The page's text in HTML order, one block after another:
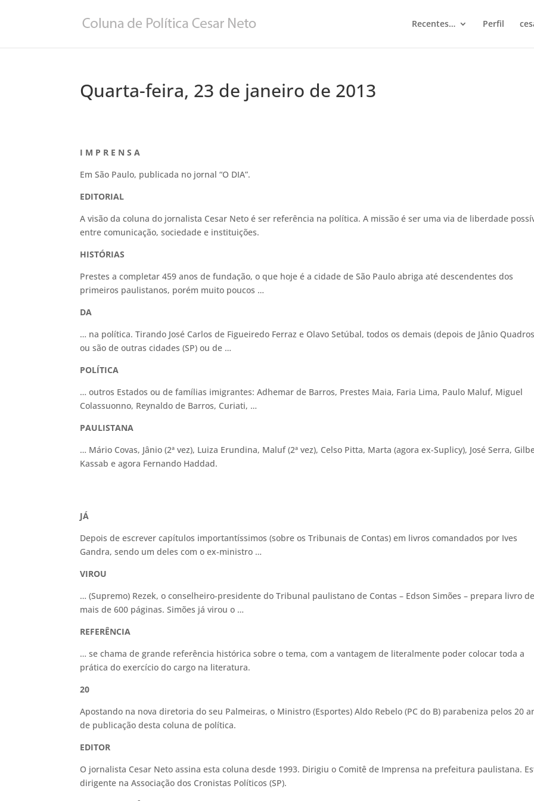
Recentes… Perfil
Quarta-feira, 23 de janeiro de 2013
I M P R E N S A
Em São Paulo, publicada no jornal “O DIA”.
EDITORIAL
A visão da coluna do jornalista Cesar Neto é ser referência na política. A missão é ser uma via de liberdade
entre comunicação, sociedade e instituições.
HISTÓRIAS
Prestes a completar 459 anos de fundação, o que hoje é a cidade de São Paulo abriga até descendentes dos
primeiros paulistanos, porém muito poucos …
DA
… na política. Tirando José Carlos de Figueiredo Ferraz e Olavo Setúbal, todos os demais (depois de Jânio
ou são de outras cidades (SP) ou de …
POLÍTICA
… outros Estados ou de famílias imigrantes: Adhemar de Barros, Prestes Maia, Faria Lima, Paulo Maluf, Miguel
Colassuonno, Reynaldo de Barros, Curiati, …
PAULISTANA
… Mário Covas, Jânio (2ª vez), Luiza Erundina, Maluf (2ª vez), Celso Pitta, Marta (agora ex-Suplicy), José Serra,
Kassab e agora Fernando Haddad.
JÁ
Depois de escrever capítulos importantíssimos (sobre os Tribunais de Contas) em livros comandados por Ives
Gandra, sendo um deles com o ex-ministro …
VIROU
… (Supremo) Rezek, o conselheiro-presidente do Tribunal paulistano de Contas – Edson Simões – prepara livro de
mais de 600 páginas. Simões já virou o …
REFERÊNCIA
… se chama de grande referência histórica sobre o tema, com a vantagem de literalmente poder colocar toda a
prática do exercício do cargo na literatura.
20
Apostando na nova diretoria do seu Palmeiras, o Ministro (Esportes) Aldo Rebelo (PC do B) parabeniza pelos 20
de publicação desta coluna de política.
EDITOR
O jornalista Cesar Neto assina esta coluna desde 1993. Dirigiu o Comitê de Imprensa na prefeitura paulistana.
dirigente na Associação dos Cronistas Políticos (SP).